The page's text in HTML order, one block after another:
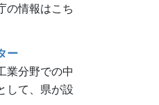
の情報はこち
ー
業分野での中
して、県が設